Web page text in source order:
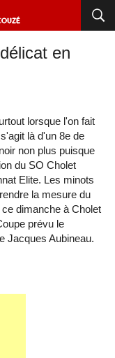
en
lorsque l'on fait
là d'un 8e de
non plus puisque
du SO Cholet
Elite. Les minots
la mesure du
dimanche à Cholet
prévu le
Jacques Aubineau.